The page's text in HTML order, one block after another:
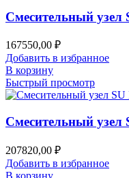
Смесительный узел
167550,00 ₽
Добавить в избранное
В корзину
Быстрый просмотр
Смесительный узел
207820,00 ₽
Добавить в избранное
В корзину